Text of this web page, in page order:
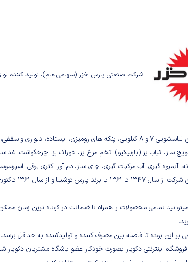
شرکت صنعتی پارس خزر (سهامی عام)، تولید کننده
آن شامل انواع ماشین لباسشویی ۷ و ۸ کیلویی، پنکه های رومیزی،
ساز، کباب پز (باربیکیو)، تخم مرغ پز، خوراک پز، چرخگوشت،
آبمیوه گیری، آب مرکبات گیری، چای ساز، دم آور، کتری برقی،
می باشد.
میتوانید تمامی محصولات را همراه با ضمانت در کوتاه ترین زمان
این بوده تا فاصله بین مصرف کننده و تولیدکننده به حداقل برسد.
فروشگاه اینترنتی دکویار بصورت خودکار عضو باشگاه مشتریان